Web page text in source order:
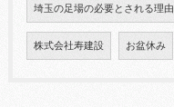
埼玉の足場の必要とされる理由
株式会社寿建設 お盆休み